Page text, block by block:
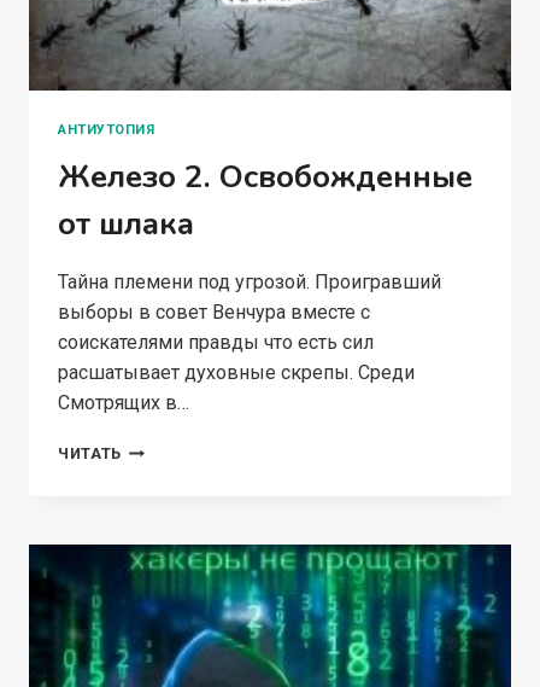
АНТИУТОПИЯ
Железо 2. Освобожденные
от шлака
Тайна племени под угрозой. Проигравший
выборы в совет Венчура вместе с
соискателями правды что есть сил
расшатывает духовные скрепы. Среди
Смотрящих в…
ЧИТАТЬ ЖЕЛЕЗО
ШЛАКА